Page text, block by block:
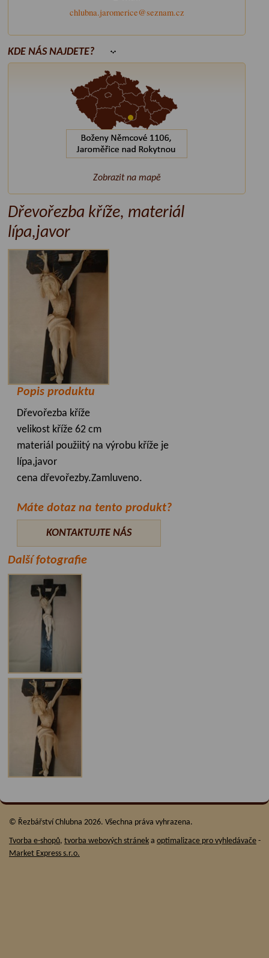
chlubna.jaromerice@seznam.cz
KDE NÁS NAJDETE?
Zobrazit na mapě
Dřevořezba kříže, materiál
lípa,javor
Popis produktu
Dřevořezba kříže
velikost kříže 62 cm
materiál použiitý na výrobu kříže je
lípa,javor
cena dřevořezby.Zamluveno.
Máte dotaz na tento produkt?
KONTAKTUJTE NÁS
Další fotografie
© Řezbářství Chlubna 2026. Všechna práva vyhrazena.
Tvorba e-shopů, tvorba webových stránek a optimalizace pro vyhledávače -
Market Express s.r.o.